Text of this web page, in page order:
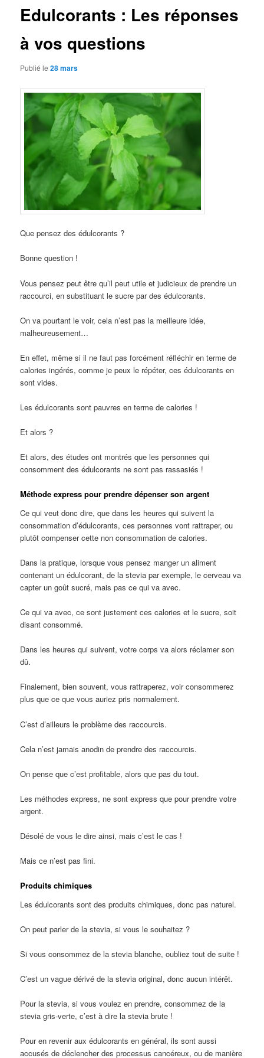
Edulcorants : Les réponses
à vos questions
Publié le28 mars
Que pensez des édulcorants ?
Bonne question !
Vous pensez peut être qu’il peut utile et judicieux de prendre un
raccourci, en substituant le sucre par des édulcorants.
On va pourtant le voir, cela n’est pas la meilleure idée,
malheureusement…
En effet, même si il ne faut pas forcément réfléchir en terme de
calories ingérés, comme je peux le répéter, ces édulcorants en
sont vides.
Les édulcorants sont pauvres en terme de calories !
Et alors ?
Et alors, des études ont montrés que les personnes qui
consomment des édulcorants ne sontpas rassasiés !
Méthode express pour prendre dépenser son argent
Ce qui veut donc dire, que dans les heures qui suivent la
consommation d’édulcorants, ces personnes vont rattraper, ou
plutôt compenser cette non consommation de calories.
Dans la pratique, lorsque vous pensez manger un aliment
contenant un édulcorant, de la stevia par exemple, le cerveau va
capter un goût sucré, mais pas ce qui va avec.
Ce qui va avec, ce sont justement ces calories et le sucre, soit
disant consommé.
Dans les heures qui suivent, votre corps va alors réclamer son
dû.
Finalement, bien souvent, vous rattraperez, voir consommerez
plus que ce que vous auriez pris normalement.
C’est d’ailleurs le problème des raccourcis.
Cela n’est jamais anodin de prendre des raccourcis.
On pense que c’est profitable, alors que pas du tout.
Les méthodes express, ne sont express que pour prendre votre
argent.
Désolé de vous le dire ainsi, mais c’est le cas !
Mais ce n’est pas fini.
Produits chimiques
Les édulcorants sont des produits chimiques, donc pas naturel.
On peut parler de la stevia, si vous le souhaitez ?
Si vous consommez de la stevia blanche, oubliez tout de suite !
C’est un vague dérivé de la stevia original, donc aucun intérêt.
Pour la stevia, si vous voulez en prendre, consommez de la
stevia gris-verte, c’est à dire la stevia brute !
Pour en revenir aux édulcorants en général, ils sont aussi
accusés de déclencher des processus cancéreux, ou de manière